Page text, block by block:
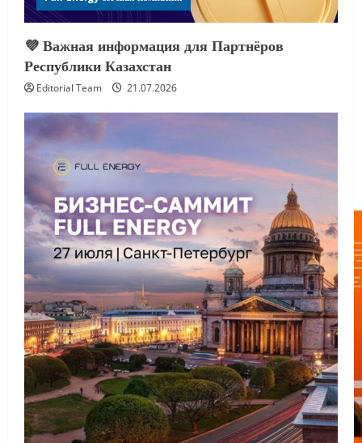
💜 Важная информация для Партнёров
Республики Казахстан
Editorial Team 21.07.2026